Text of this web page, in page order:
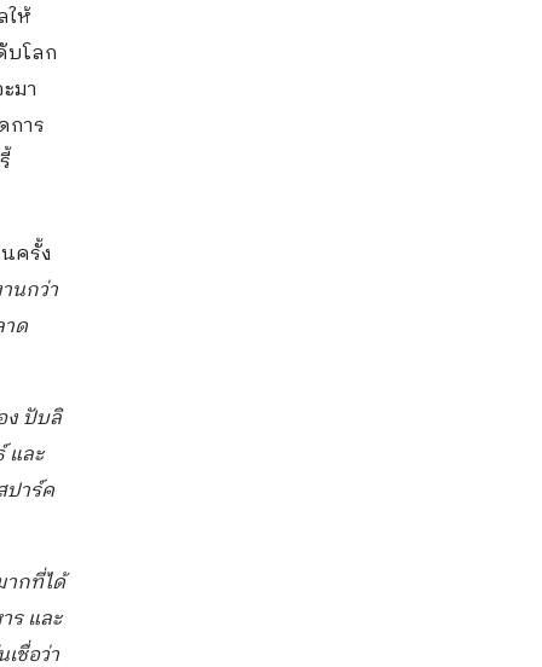
ให้
บโลก
มา
การ
ครั้ง
นกว่า
ด
ง ปับลิ
และ
ปาร์ค
ากที่ได้
ร และ
ชื่อว่า